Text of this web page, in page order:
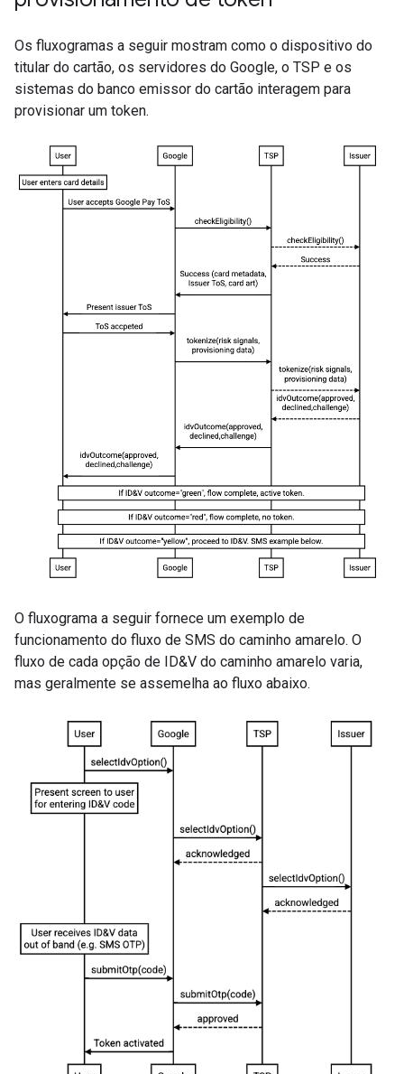
Os fluxogramas a seguir mostram como o dispositivo do
titular do cartão, os servidores do Google, o TSP e os
sistemas do banco emissor do cartão interagem para
provisionar um token.
O fluxograma a seguir fornece um exemplo de
funcionamento do fluxo de SMS do caminho amarelo. O
fluxo de cada opção de ID&V do caminho amarelo varia,
mas geralmente se assemelha ao fluxo abaixo.